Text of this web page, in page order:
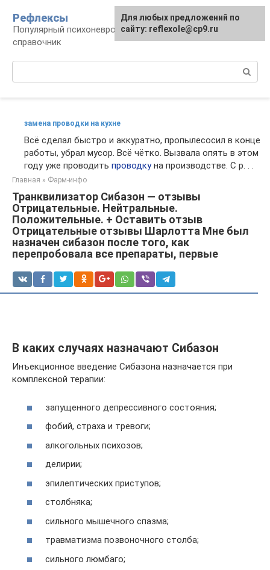
контенту
Рефлексы
Популярный психоневрологический
справочник
замена проводки на кухне
Всё сделал быстро и аккуратно, пропылесосил в конце
работы, убрал мусор. Всё чётко. Вызвала опять в этом
году уже проводить проводкуна производстве. С р. . .
Главная » Фарм-инфо
Транквилизатор Сибазон — отзывы
Отрицательные. Нейтральные.
Положительные. + Оставить отзыв
Отрицательные отзывы Шарлотта Мне был
назначен сибазон после того, как
перепробовала все препараты, первые
В каких случаях назначают Сибазон
Инъекционное введение Сибазона назначается при
комплексной терапии:
запущенного депрессивного состояния;
фобий, страха и тревоги;
алкогольных психозов;
делирии;
эпилептических приступов;
столбняка;
сильного мышечного спазма;
травматизма позвоночного столба;
сильного люмбаго;
Для любых предложений по
сайту: reflexole@cp9.ru